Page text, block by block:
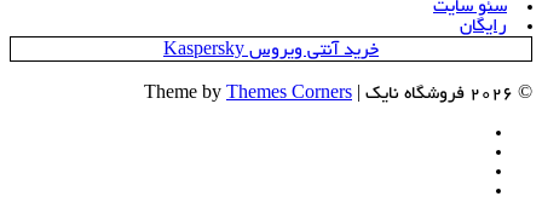
سئو سایت
رایگان
خرید آنتی ویروس Kaspersky
© 2026 فروشگاه نایک | Theme by Themes Corners